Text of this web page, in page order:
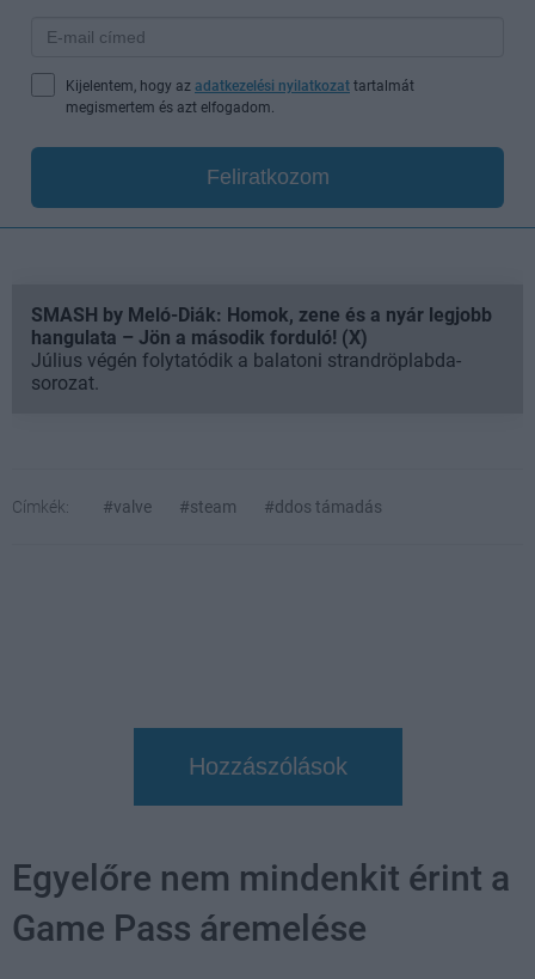
Kijelentem, hogy az adatkezelési nyilatkozat tartalmát
megismertem és azt elfogadom.
Feliratkozom
SMASH by Meló-Diák: Homok, zene és a nyár legjobb
hangulata – Jön a második forduló! (X)
Július végén folytatódik a balatoni strandröplabda-
sorozat.
Címkék: #valve #steam #ddos támadás
Hozzászólások
Egyelőre nem mindenkit érint a
Game Pass áremelése